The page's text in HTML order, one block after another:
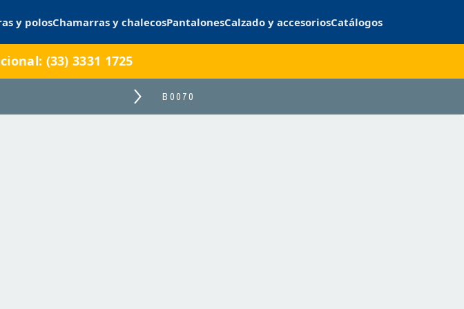
y polosChamarras y chalecosPantalonesCalzado y accesoriosCatálogos
(33) 3331 1725
B0070